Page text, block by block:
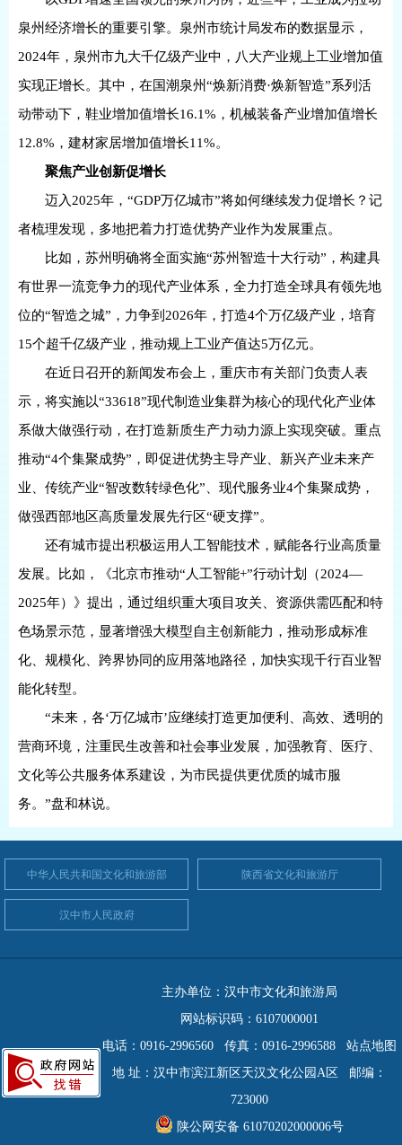
泉州经济增长的重要引擎。泉州市统计局发布的数据显示，
2024年，泉州市九大千亿级产业中，八大产业规上工业增加值
实现正增长。其中，在国潮泉州“焕新消费·焕新智造”系列活
动带动下，鞋业增加值增长16.1%，机械装备产业增加值增长
12.8%，建材家居增加值增长11%。
聚焦产业创新促增长
迈入2025年，“GDP万亿城市”将如何继续发力促增长？记
者梳理发现，多地把着力打造优势产业作为发展重点。
比如，苏州明确将全面实施“苏州智造十大行动”，构建具
有世界一流竞争力的现代产业体系，全力打造全球具有领先地
位的“智造之城”，力争到2026年，打造4个万亿级产业，培育
15个超千亿级产业，推动规上工业产值达5万亿元。
在近日召开的新闻发布会上，重庆市有关部门负责人表
示，将实施以“33618”现代制造业集群为核心的现代化产业体
系做大做强行动，在打造新质生产力动力源上实现突破。重点
推动“4个集聚成势”，即促进优势主导产业、新兴产业未来产
业、传统产业“智改数转绿色化”、现代服务业4个集聚成势，
做强西部地区高质量发展先行区“硬支撑”。
还有城市提出积极运用人工智能技术，赋能各行业高质量
发展。比如，《北京市推动“人工智能+”行动计划（2024—
2025年）》提出，通过组织重大项目攻关、资源供需匹配和特
色场景示范，显著增强大模型自主创新能力，推动形成标准
化、规模化、跨界协同的应用落地路径，加快实现千行百业智
能化转型。
“未来，各‘万亿城市’应继续打造更加便利、高效、透明的
营商环境，注重民生改善和社会事业发展，加强教育、医疗、
文化等公共服务体系建设，为市民提供更优质的城市服
务。”盘和林说。
中华人民共和国文化和旅游部 陕西省文化和旅游厅
汉中市人民政府
主办单位：汉中市文化和旅游局
网站标识码：6107000001
电话：0916-2996560 传真：0916-2996588 站点地图
地 址：汉中市滨江新区天汉文化公园A区 邮编：
723000
陕公网安备 61070202000006号